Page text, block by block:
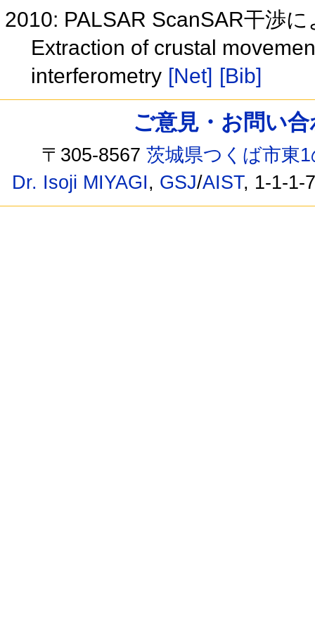
2010: PALSAR ScanSAR干渉
Extraction of crustal
interferometry [Net] [Bib]
ご意見・お問い
〒305-8567茨城県つくば市東
Dr. Isoji MIYAGI, GSJ/AIST, 1-1-1-